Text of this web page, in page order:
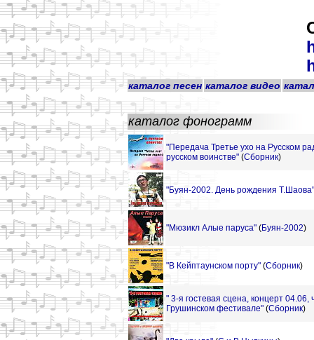
каталог песен каталог видео
каталог фонограмм
"Передача Третье ухо на Русском
русском воинстве" (Сборник)
"Буян-2002. День рождения Т.Шаова"
"Мюзикл Алые паруса" (Буян-2002)
"В Кейптаунском порту" (Сборник)
" 3-я гостевая сцена, концерт 04.06,
Грушинском фестивале" (Сборник)